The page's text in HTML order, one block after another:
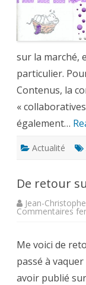
sur la marché,
particulier.
Contenus, la
«
également…
Actualité
De retour
Jean-Christophe
Commentaires
Me voici de
passé à
avoir publié